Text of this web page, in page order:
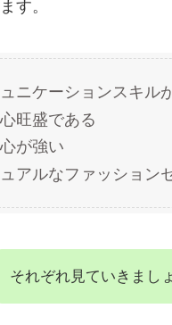
す。
ニケーションスキル
旺盛である
が強い
アルなファッション
それぞれ見ていきまし